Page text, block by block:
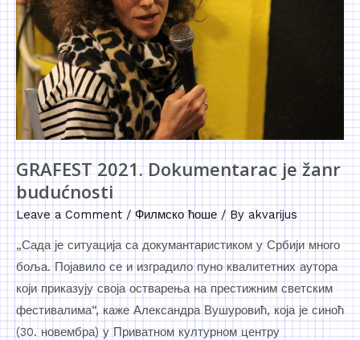
GRAFEST 2021. Dokumentarac je žanr
budućnosti
Leave a Comment /Филмско ћоше/ Byakvarijus
„Сада је ситуација са докумантаристиком у Србији много
боља. Појавило се и изградило пуно квалитетних аутора
који приказују своја остварења на престижним светским
фестивалима“, каже Александра Вушуровић, која је синоћ
(30. новембра) у Приватном културном центру